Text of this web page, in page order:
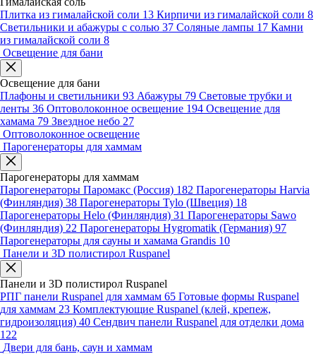
Плитка из гималайской соли 13 Кирпичи из гималайской соли 8
Светильники и абажуры с солью 37 Соляные лампы 17 Камни
из гималайской соли 8
Освещение для бани
Освещение для бани
Плафоны и светильники 93 Абажуры 79 Световые трубки и
ленты 36 Оптоволоконное освещение 194 Освещение для
хамама 79 Звездное небо 27
Оптоволоконное освещение
Парогенераторы для хаммам
Парогенераторы для хаммам
Парогенераторы Паромакс (Россия) 182 Парогенераторы Harvia
(Финляндия) 38 Парогенераторы Tylo (Швеция) 18
Парогенераторы Helo (Финляндия) 31 Парогенераторы Sawo
(Финляндия) 22 Парогенераторы Hygromatik (Германия) 97
Парогенераторы для сауны и хамама Grandis 10
Панели и 3D полистирол Ruspanel
Панели и 3D полистирол Ruspanel
РПГ панели Ruspanel для хаммам 65 Готовые формы Ruspanel
для хаммам 23 Комплектующие Ruspanel (клей, крепеж,
гидроизоляция) 40 Сендвич панели Ruspanel для отделки дома
122
Двери для бань, саун и хаммам